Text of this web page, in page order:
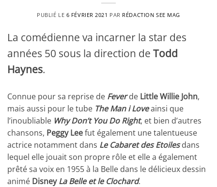
PUBLIÉ LE 6 FÉVRIER 2021 PAR RÉDACTION SEE MAG
La comédienne va incarner la star des
années 50 sous la direction de Todd
Haynes.
Connue pour sa reprise de Feverde Little Willie John,
mais aussi pour le tube The Man i Loveainsi que
l’inoubliable Why Don’t You Do Right, et bien d’autres
chansons, Peggy Leefut également une talentueuse
actrice notamment dans Le Cabaret des Etoilesdans
lequel elle jouait son propre rôle et elle a également
prêté sa voix en 1955 à la Belle dans le délicieux dessin
animé Disney La Belle et le Clochard.